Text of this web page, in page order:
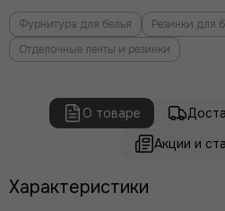
Фурнитура для белья Резинки для
Отделочные ленты и резинки
О товаре
Акции и
Характеристики